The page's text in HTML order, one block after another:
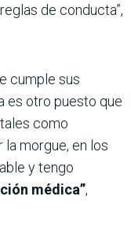
de conducta”,
cumple sus
es otro puesto que
como
morgue, en los
y tengo
médica”,